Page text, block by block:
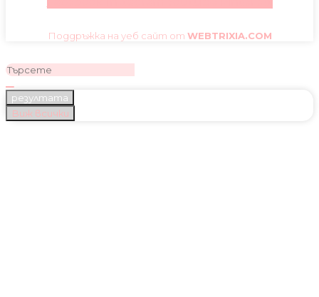
Поддръжка на уеб сайт от WEBTRIXIA.COM
резултата
Виж всички